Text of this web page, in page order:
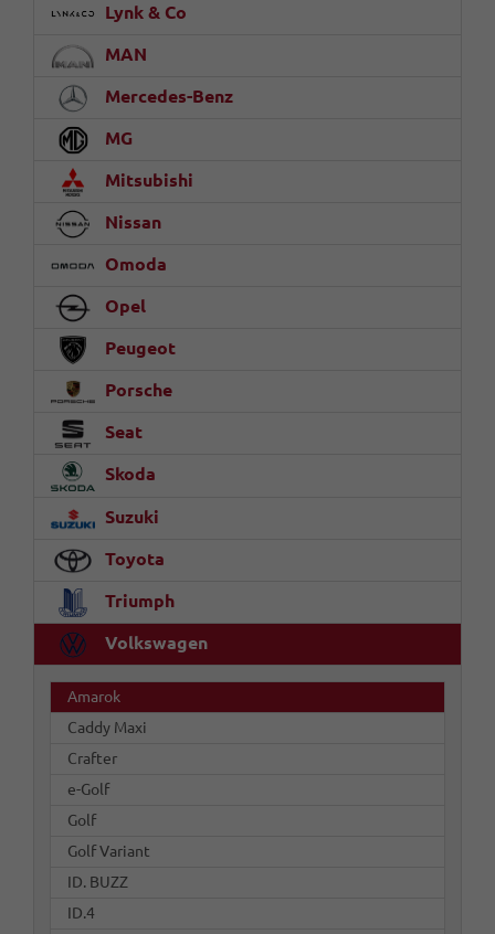
Lynk & Co
MAN
Mercedes-Benz
MG
Mitsubishi
Nissan
Omoda
Opel
Peugeot
Porsche
Seat
Skoda
Suzuki
Toyota
Triumph
Volkswagen
Amarok
Caddy Maxi
Crafter
e-Golf
Golf
Golf Variant
ID. BUZZ
ID.4